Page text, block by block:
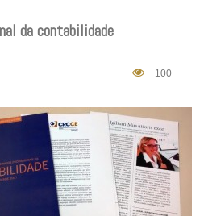
da contabilidade
100